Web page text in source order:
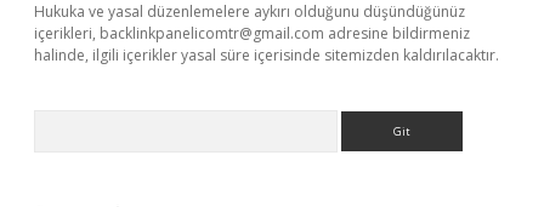
Hukuka ve yasal düzenlemelere aykırı olduğunu düşündüğünüz
içerikleri, backlinkpanelicomtr@gmail.com adresine bildirmeniz
halinde, ilgili içerikler yasal süre içerisinde sitemizden kaldırılacaktır.